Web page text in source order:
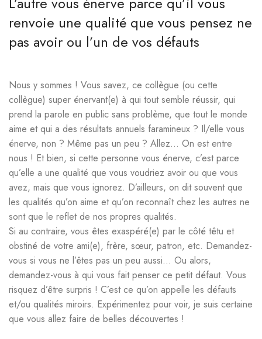
renvoie une qualité que vous pensez ne
pas avoir ou l’un de vos défauts
Nous y sommes ! Vous savez, ce collègue (ou cette
collègue) super énervant(e) à qui tout semble réussir, qui
prend la parole en public sans problème, que tout le monde
aime et qui a des résultats annuels faramineux ? Il/elle vous
énerve, non ? Même pas un peu ? Allez… On est entre
nous ! Et bien, si cette personne vous énerve, c’est parce
qu’elle a une qualité que vous voudriez avoir ou que vous
avez, mais que vous ignorez. D’ailleurs, on dit souvent que
les qualités qu’on aime et qu’on reconnaît chez les autres ne
sont que le reflet de nos propres qualités.
Si au contraire, vous êtes exaspéré(e) par le côté têtu et
obstiné de votre ami(e), frère, sœur, patron, etc. Demandez-
vous si vous ne l’êtes pas un peu aussi… Ou alors,
demandez-vous à qui vous fait penser ce petit défaut. Vous
risquez d’être surpris ! C’est ce qu’on appelle les défauts
et/ou qualités miroirs. Expérimentez pour voir, je suis certaine
que vous allez faire de belles découvertes !